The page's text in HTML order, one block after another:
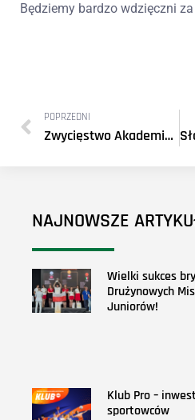
Będziemy bardzo wdzięczni
POPRZEDNI
Zwycięstwo Akademików w tie-breaku!
NAJNOWSZE
Wielki sukces
Drużynowych
Juniorów!
Klub Pro –
sportowców